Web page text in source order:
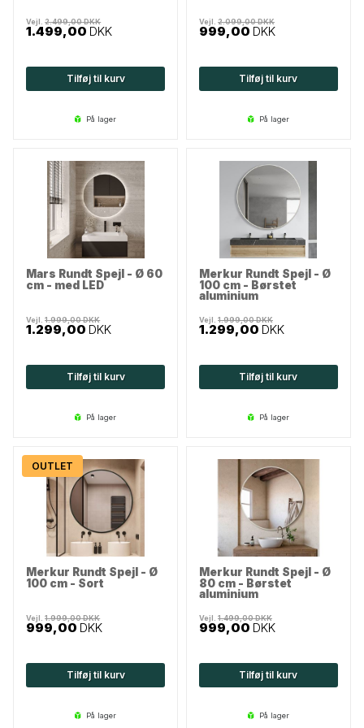
1.499,00 DKK
Vejl.2.499,00DKK
Tilføj til kurv
på lager
999,00 DKK
Vejl. 2.099,00DKK
Tilføj til kurv
på lager
Mars Rundt Spejl - Ø 60
cm - med LED
1.299,00 DKK
Vejl.1.999,00DKK
Tilføj til kurv
på lager
Merkur Rundt Spejl - Ø
100 cm - Børstet
aluminium
1.299,00 DKK
Vejl. 1.999,00DKK
Tilføj til kurv
på lager
OUTLET
Merkur Rundt Spejl - Ø
100 cm - Sort
999,00 DKK
Vejl.1.999,00DKK
Tilføj til kurv
på lager
Merkur Rundt Spejl - Ø
80 cm - Børstet
aluminium
999,00 DKK
Vejl. 1.499,00DKK
Tilføj til kurv
på lager